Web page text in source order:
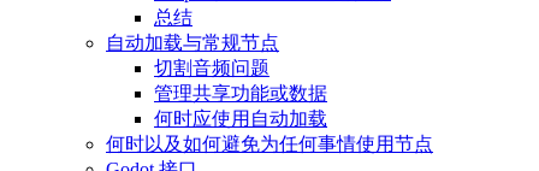
总结
自动加载与常规节点
切割音频问题
管理共享功能或数据
何时应使用自动加载
何时以及如何避免为任何事情使用节点